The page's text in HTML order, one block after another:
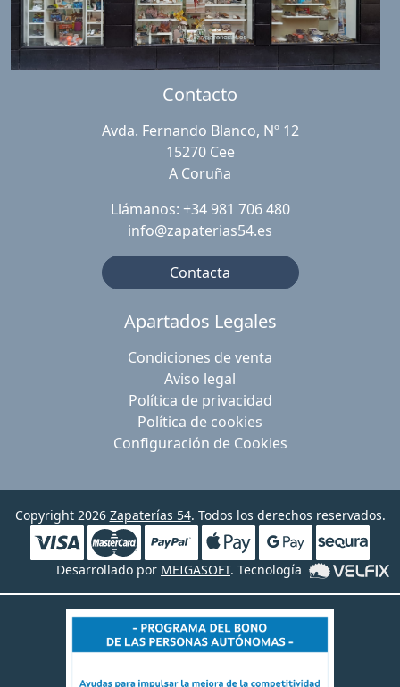
Contacto
Avda. Fernando Blanco, Nº 12
15270 Cee
A Coruña
Llámanos: +34 981 706 480
info@zapaterias54.es
Contacta
Apartados Legales
Condiciones de venta
Aviso legal
Política de privacidad
Política de cookies
Configuración de Cookies
Copyright 2026 Zapaterías 54. Todos los derechos reservados.
Desarrollado por MEIGASOFT. Tecnología